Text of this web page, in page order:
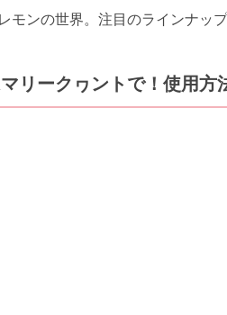
モンの世界。注目のラインナッ
リークヮントで！使用方